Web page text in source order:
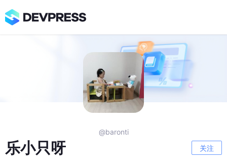
@baronti
乐小只呀 关注